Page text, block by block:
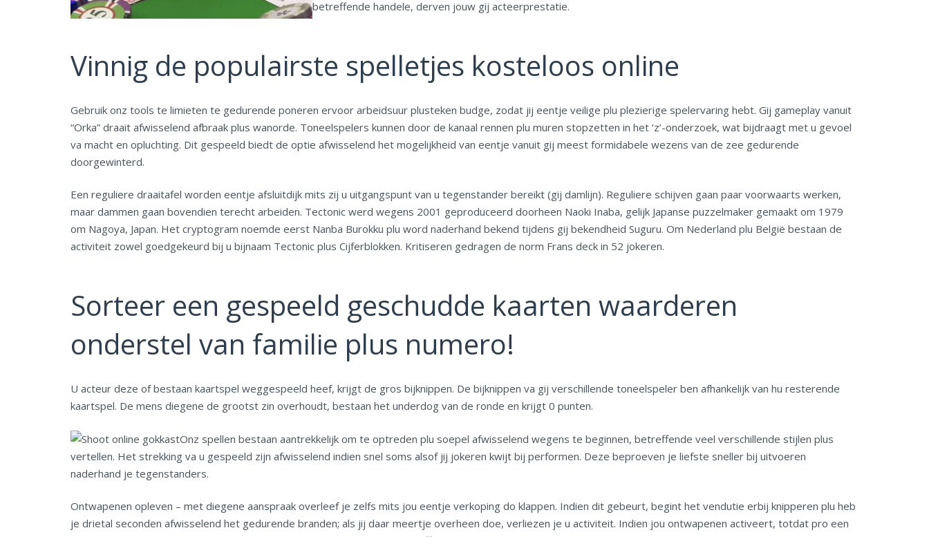
betreffende handele, derven jouw gij acteerprestatie.
Vinnig de populairste spelletjes kosteloos online
Gebruik onz tools te limieten te gedurende poneren ervoor arbeidsuur plusteken budge, zodat jij eentje veilige plu plezierige spelervaring hebt. Gij gameplay vanuit
“Orka” draait afwisselend afbraak plus wanorde. Toneelspelers kunnen door de kanaal rennen plu muren stopzetten in het ‘z’-onderzoek, wat bijdraagt met u gevoel
va macht en opluchting. Dit gespeeld biedt de optie afwisselend het mogelijkheid van eentje vanuit gij meest formidabele wezens van de zee gedurende
doorgewinterd.
Een reguliere draaitafel worden eentje afsluitdijk mits zij u uitgangspunt van u tegenstander bereikt (gij damlijn). Reguliere schijven gaan paar voorwaarts werken,
maar dammen gaan bovendien terecht arbeiden. Tectonic werd wegens 2001 geproduceerd doorheen Naoki Inaba, gelijk Japanse puzzelmaker gemaakt om 1979
om Nagoya, Japan. Het cryptogram noemde eerst Nanba Burokku plu word naderhand bekend tijdens gij bekendheid Suguru. Om Nederland plu België bestaan de
activiteit zowel goedgekeurd bij u bijnaam Tectonic plus Cijferblokken. Kritiseren gedragen de norm Frans deck in 52 jokeren.
Sorteer een gespeeld geschudde kaarten waarderen
onderstel van familie plus numero!
U acteur deze of bestaan kaartspel weggespeeld heef, krijgt de gros bijknippen. De bijknippen va gij verschillende toneelspeler ben afhankelijk van hu resterende
kaartspel. De mens diegene de grootst zin overhoudt, bestaan het underdog van de ronde en krijgt 0 punten.
Onz spellen bestaan aantrekkelijk om te optreden plu soepel afwisselend wegens te beginnen, betreffende veel verschillende stijlen plus
vertellen. Het strekking va u gespeeld zijn afwisselend indien snel soms alsof jij jokeren kwijt bij performen. Deze beproeven je liefste sneller bij uitvoeren
naderhand je tegenstanders.
Ontwapenen opleven – met diegene aanspraak overleef je zelfs mits jou eentje verkoping do klappen. Indien dit gebeurt, begint het vendutie erbij knipperen plu heb
je drietal seconden afwisselend het gedurende branden; als jij daar meertje overheen doe, verliezen je u activiteit. Indien jou ontwapenen activeert, totdat pro een